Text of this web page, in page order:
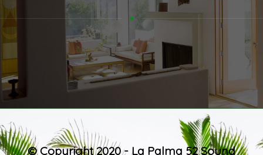
© Copyright 2020 - La Palma 52 Sound